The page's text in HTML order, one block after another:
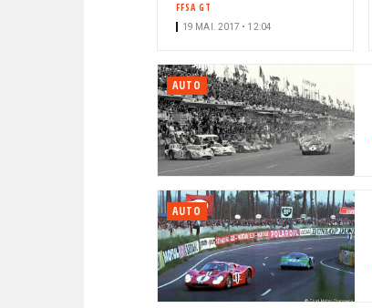
FFSA GT
19 MAI. 2017 • 12:04
AUTO
AUTO